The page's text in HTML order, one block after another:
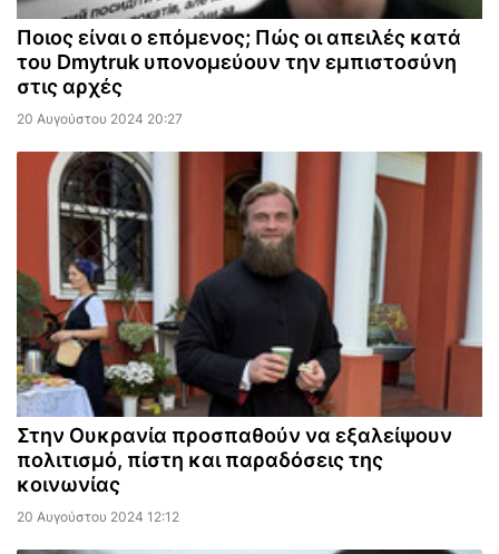
Ποιος είναι ο επόμενος; Πώς οι απειλές κατά
του Dmytruk υπονομεύουν την εμπιστοσύνη
στις αρχές
20 Αυγούστου 2024 20:27
Στην Ουκρανία προσπαθούν να εξαλείψουν
πολιτισμό, πίστη και παραδόσεις της
κοινωνίας
20 Αυγούστου 2024 12:12